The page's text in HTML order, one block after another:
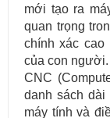
mới tạo ra
quan trọng
chính xác cao
của con người.
CNC
danh sách
máy tính và